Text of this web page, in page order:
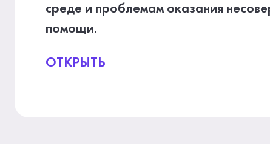
среде и проблемам оказания
помощи.
ОТКРЫТЬ